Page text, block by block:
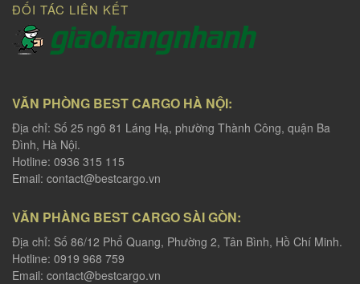
ĐỐI TÁC LIÊN KẾT
VĂN PHÒNG BEST CARGO HÀ NỘI:
Địa chỉ: Số 25 ngõ 81 Láng Hạ, phường Thành Công, quận Ba
Đình, Hà Nội.
Hotline: 0936 315 115
Email: contact@bestcargo.vn
VĂN PHÀNG BEST CARGO SÀI GÒN:
Địa chỉ: Số 86/12 Phổ Quang, Phường 2, Tân Bình, Hồ Chí Minh.
Hotline: 0919 968 759
Email: contact@bestcargo.vn